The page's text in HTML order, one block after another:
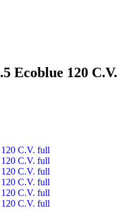
Ecoblue 120 C.V.